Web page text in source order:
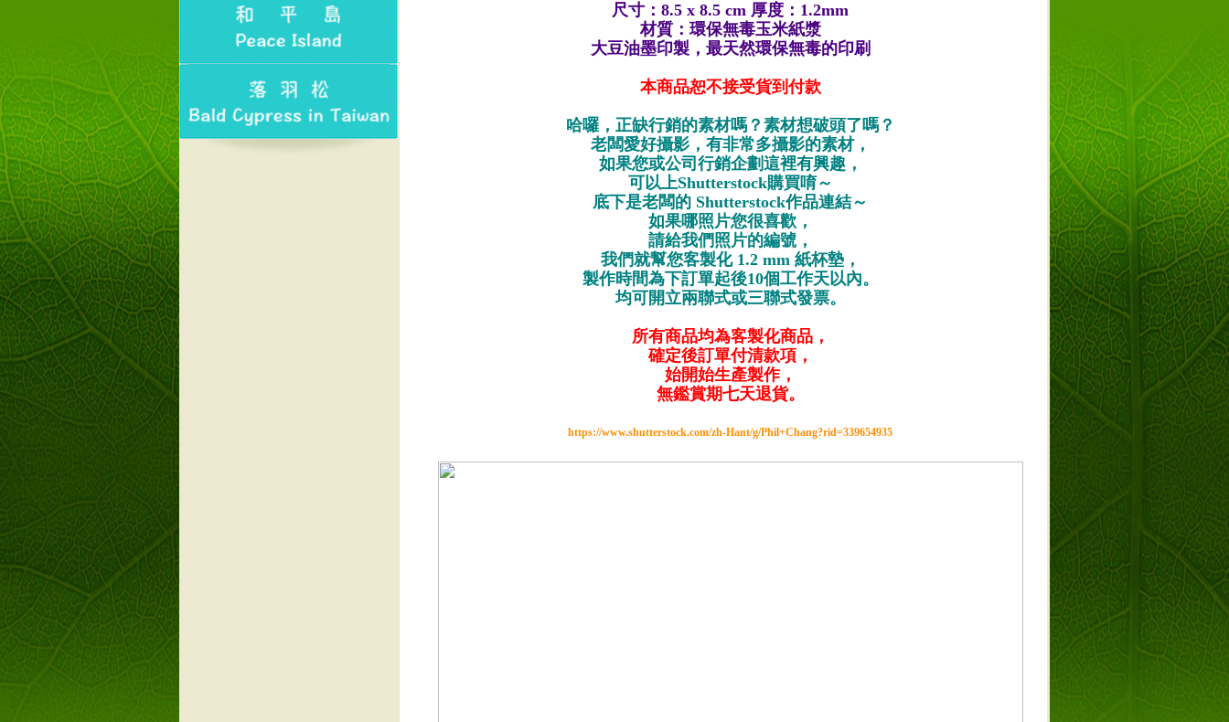
尺寸：8.5 x 8.5 cm 厚度：1.2mm
材質：環保無毒玉米紙漿
大豆油墨印製，最天然環保無毒的印刷
本商品恕不接受貨到付款
哈囉，正缺行銷的素材嗎？素材想破頭了嗎？
老闆愛好攝影，有非常多攝影的素材，
如果您或公司行銷企劃這裡有興趣，
可以上Shutterstock購買唷～
底下是老闆的 Shutterstock作品連結～
如果哪照片您很喜歡，
請給我們照片的編號，
我們就幫您客製化 1.2 mm 紙杯墊，
製作時間為下訂單起後10個工作天以內。
均可開立兩聯式或三聯式發票。
所有商品均為客製化商品，
確定後訂單付清款項，
始開始生產製作，
無鑑賞期七天退貨。
https://www.shutterstock.com/zh-Hant/g/Phil+Chang?rid=339654935